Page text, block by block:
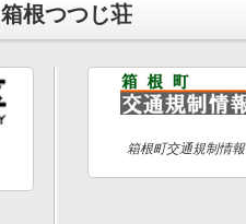
箱根つつじ荘
箱根町交通規制情報